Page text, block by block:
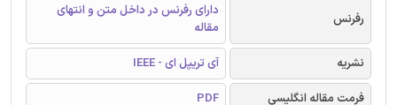
رفرنس
دارای رفرنس در داخل متن و انتهای
مقاله
نشریه
آی تریپل ای - IEEE
فرمت مقاله انگلیسی
PDF